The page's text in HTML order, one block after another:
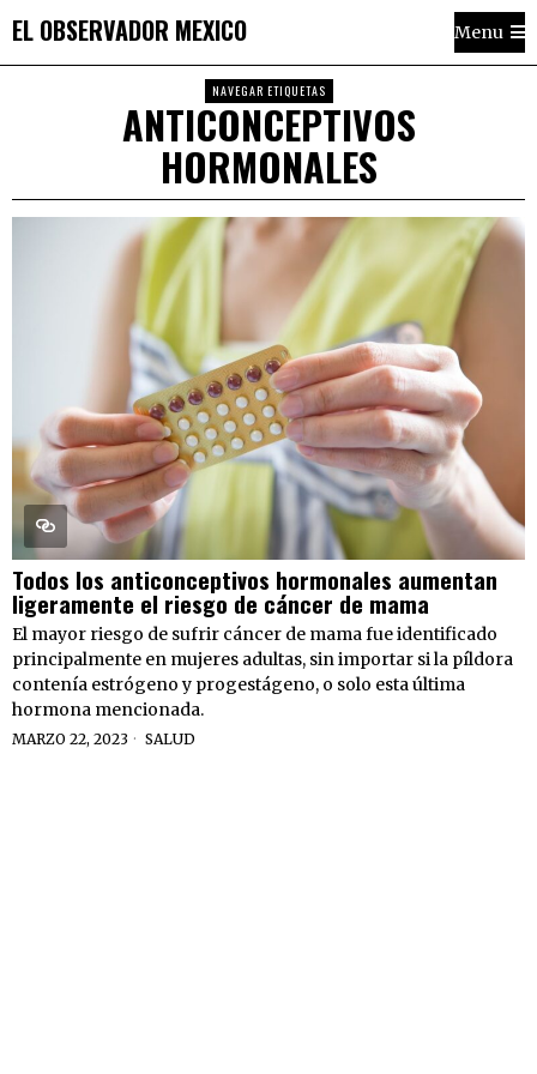
EL OBSERVADOR MEXICO Menu
NAVEGAR ETIQUETAS
ANTICONCEPTIVOS
HORMONALES
Todos los anticonceptivos hormonales aumentan
ligeramente el riesgo de cáncer de mama
El mayor riesgo de sufrir cáncer de mama fue identificado
principalmente en mujeres adultas, sin importar si la píldora
contenía estrógeno y progestágeno, o solo esta última
hormona mencionada.
MARZO 22, 2023 SALUD